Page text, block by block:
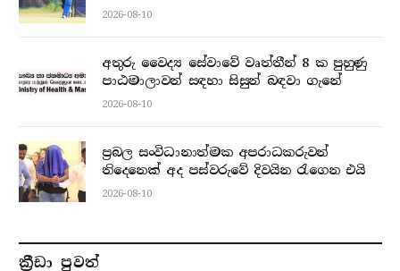
2026-08-10
අතුරු වෛද්‍ය සේවාවේ වෘත්තීන් 8 ක පුහුණු
පාඨමාලාවන් සඳහා සිසුන් බඳවා ගැනේ
2026-08-10
ප්‍රබල සංවිධානාත්මක අපරාධකරුවන්
තිදෙනෙක් අද පස්වරුවේ දිවයින රැගෙන එයි
2026-08-10
ක්‍රීඩා පුවත්